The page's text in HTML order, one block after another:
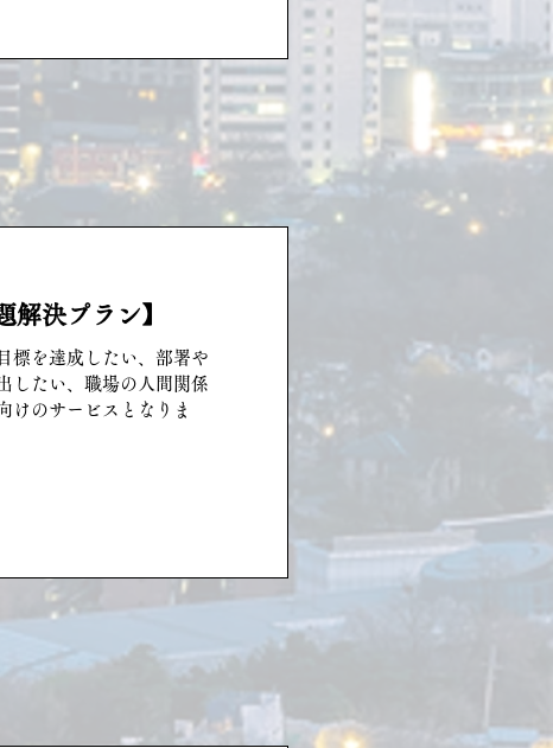
解決プラン】
標を達成したい、部署や
したい、職場の人間関係
けのサービスとなりま